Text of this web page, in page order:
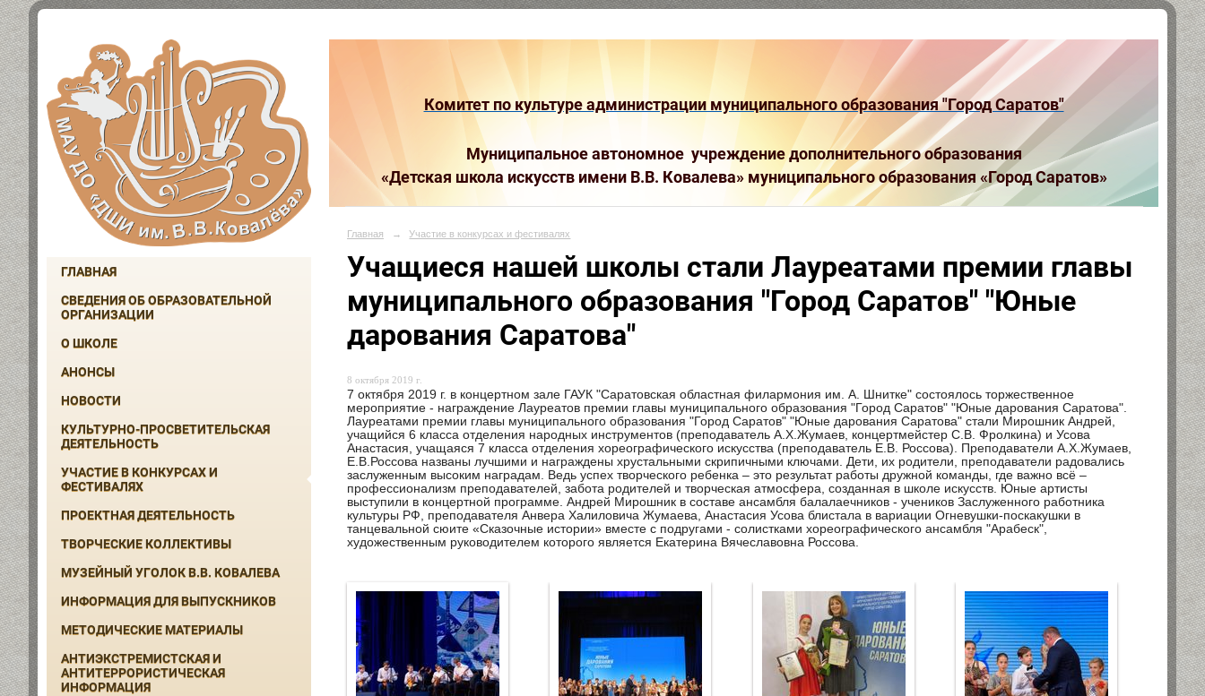
ГЛАВНАЯ
СВЕДЕНИЯ ОБ ОБРАЗОВАТЕЛЬНОЙ
ОРГАНИЗАЦИИ
О ШКОЛЕ
АНОНСЫ
НОВОСТИ
КУЛЬТУРНО-ПРОСВЕТИТЕЛЬСКАЯ
ДЕЯТЕЛЬНОСТЬ
УЧАСТИЕ В КОНКУРСАХ И
ФЕСТИВАЛЯХ
ПРОЕКТНАЯ ДЕЯТЕЛЬНОСТЬ
ТВОРЧЕСКИЕ КОЛЛЕКТИВЫ
МУЗЕЙНЫЙ УГОЛОК В.В. КОВАЛЕВА
ИНФОРМАЦИЯ ДЛЯ ВЫПУСКНИКОВ
МЕТОДИЧЕСКИЕ МАТЕРИАЛЫ
АНТИЭКСТРЕМИСТСКАЯ И
АНТИТЕРРОРИСТИЧЕСКАЯ
ИНФОРМАЦИЯ
Комитет по культуре администрации муниципального образования "Город Саратов"
Муниципальное автономное учреждение дополнительного образования
«Детская школа искусств имени В.В. Ковалева» муниципального образования «Город Саратов»
Главная → Участие в конкурсах и фестивалях
Учащиеся нашей школы стали Лауреатами премии главы
муниципального образования "Город Саратов" "Юные
дарования Саратова"
8 октября 2019 г.
7 октября 2019 г. в концертном зале ГАУК "Саратовская областная филармония им. А. Шнитке" состоялось торжественное
мероприятие - награждение Лауреатов премии главы муниципального образования "Город Саратов" "Юные дарования Саратова".
Лауреатами премии главы муниципального образования "Город Саратов" "Юные дарования Саратова" стали Мирошник Андрей,
учащийся 6 класса отделения народных инструментов (преподаватель А.Х.Жумаев, концертмейстер С.В. Фролкина) и Усова
Анастасия, учащаяся 7 класса отделения хореографического искусства (преподаватель Е.В. Россова). Преподаватели А.Х.Жумаев,
Е.В.Россова названы лучшими и награждены хрустальными скрипичными ключами. Дети, их родители, преподаватели радовались
заслуженным высоким наградам. Ведь успех творческого ребенка – это результат работы дружной команды, где важно всё –
профессионализм преподавателей, забота родителей и творческая атмосфера, созданная в школе искусств. Юные артисты
выступили в концертной программе. Андрей Мирошник в составе ансамбля балалаечников - учеников Заслуженного работника
культуры РФ, преподавателя Анвера Халиловича Жумаева, Анастасия Усова блистала в вариации Огневушки-поскакушки в
танцевальной сюите «Сказочные истории» вместе с подругами - солистками хореографического ансамбля "Арабеск",
художественным руководителем которого является Екатерина Вячеславовна Россова.